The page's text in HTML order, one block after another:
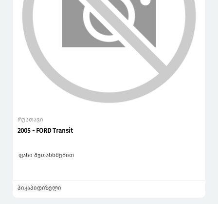
რუსთავი
2005 - FORD Transit
ფასი შეთანხმებით
პიკაპიდიზელი